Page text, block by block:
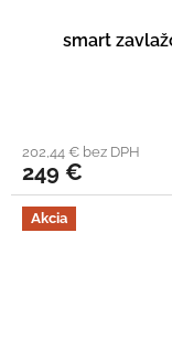
smart
202,44 € bez DPH
249 €
Akcia